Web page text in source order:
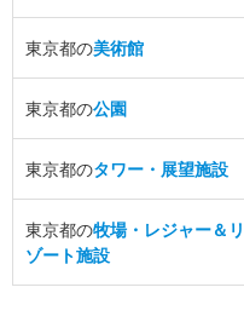
東京都の美術館
東京都の公園
東京都のタワー・展望施設
東京都の牧場・レジャー＆リ
ゾート施設